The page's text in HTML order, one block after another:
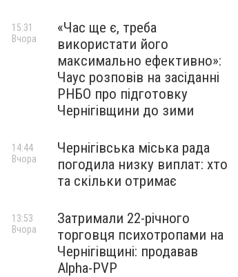
«Час ще є, треба
використати його
максимально ефективно»:
Чаус розповів на засіданні
РНБО про підготовку
Чернігівщини до зими
15:31
Вчора
Чернігівська міська рада
погодила низку виплат: хто
та скільки отримає
14:44
Вчора
Затримали 22-річного
торговця психотропами на
Чернігівщині: продавав
Alpha-PVP
13:53
Вчора